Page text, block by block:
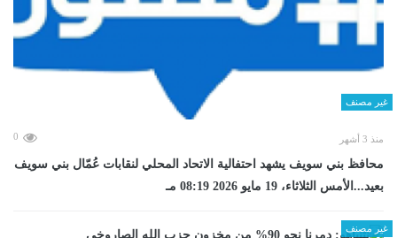
غير مصنف
منذ 3 أشهر 0
محافظ بني سويف يشهد احتفالية الاتحاد المحلي لنقابات عُمّال بني سويف
بعيد...الأمس الثلاثاء، 19 مايو 2026 08:19 مـ
غير مصنف